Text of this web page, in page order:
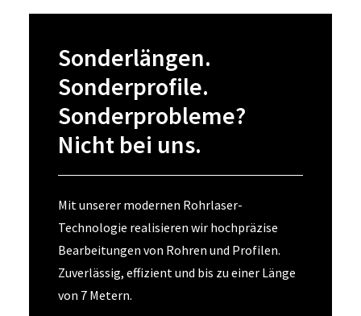
Sonderlängen.
Sonderprofile.
Sonderprobleme?
Nicht bei uns.
Mit unserer modernen Rohrlaser-
Technologie realisieren wir hochpräzise
Bearbeitungen von Rohren und Profilen.
Zuverlässig, effizient und bis zu einer Länge
von 7 Metern.